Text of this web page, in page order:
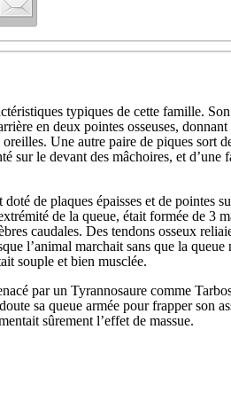
typiques de cette famille.
en deux pointes osseuses,
Une autre paire de piques sort
sur le devant des mâchoires, et d’une
de plaques épaisses et de pointes
de la queue, était formée de 3
caudales. Des tendons osseux
l’animal marchait sans que la queue
souple et bien musclée.
par un Tyrannosaure comme
sa queue armée pour frapper son
sûrement l’effet de massue.